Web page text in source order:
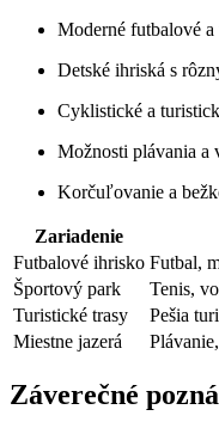
Moderné futbalové a
Detské ihriská s
Cyklistické a
Možnosti plávania a
Korčuľovanie a
Zariadenie
Futbalové ihrisko Futbal,
Športový park
Tenis,
Turistické trasy
Pešia
Miestne jazerá
Záverečné